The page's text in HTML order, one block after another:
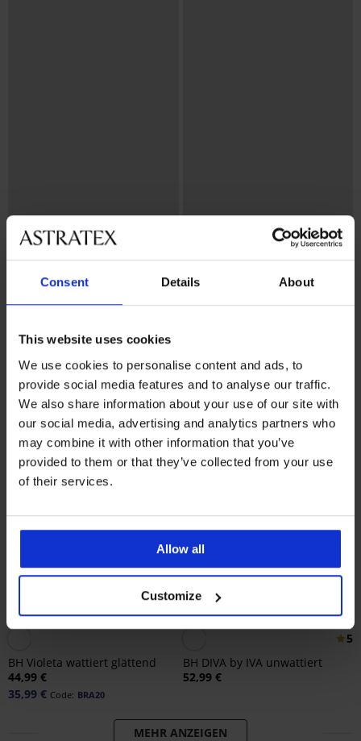
Consent Details About
This website uses cookies
We use cookies to personalise content and ads, to
provide social media features and to analyse our traffic.
We also share information about your use of our site with
our social media, advertising and analytics partners who
may combine it with other information that you’ve
provided to them or that they’ve collected from your use
of their services.
Allow all
Customize
Rabatt -50%
BH Soft Lace II wattiert ohne
20,00 €39,99 €
4,5
BH Maia 4D Soft Control Deluxe
-20% BRA20
BH Violeta wattiert glättend
44,99 €
35,99 € Code: BRA20
Bestseller
5
BH DIVA by IVA unwattiert
52,99 €
MEHR ANZEIGEN